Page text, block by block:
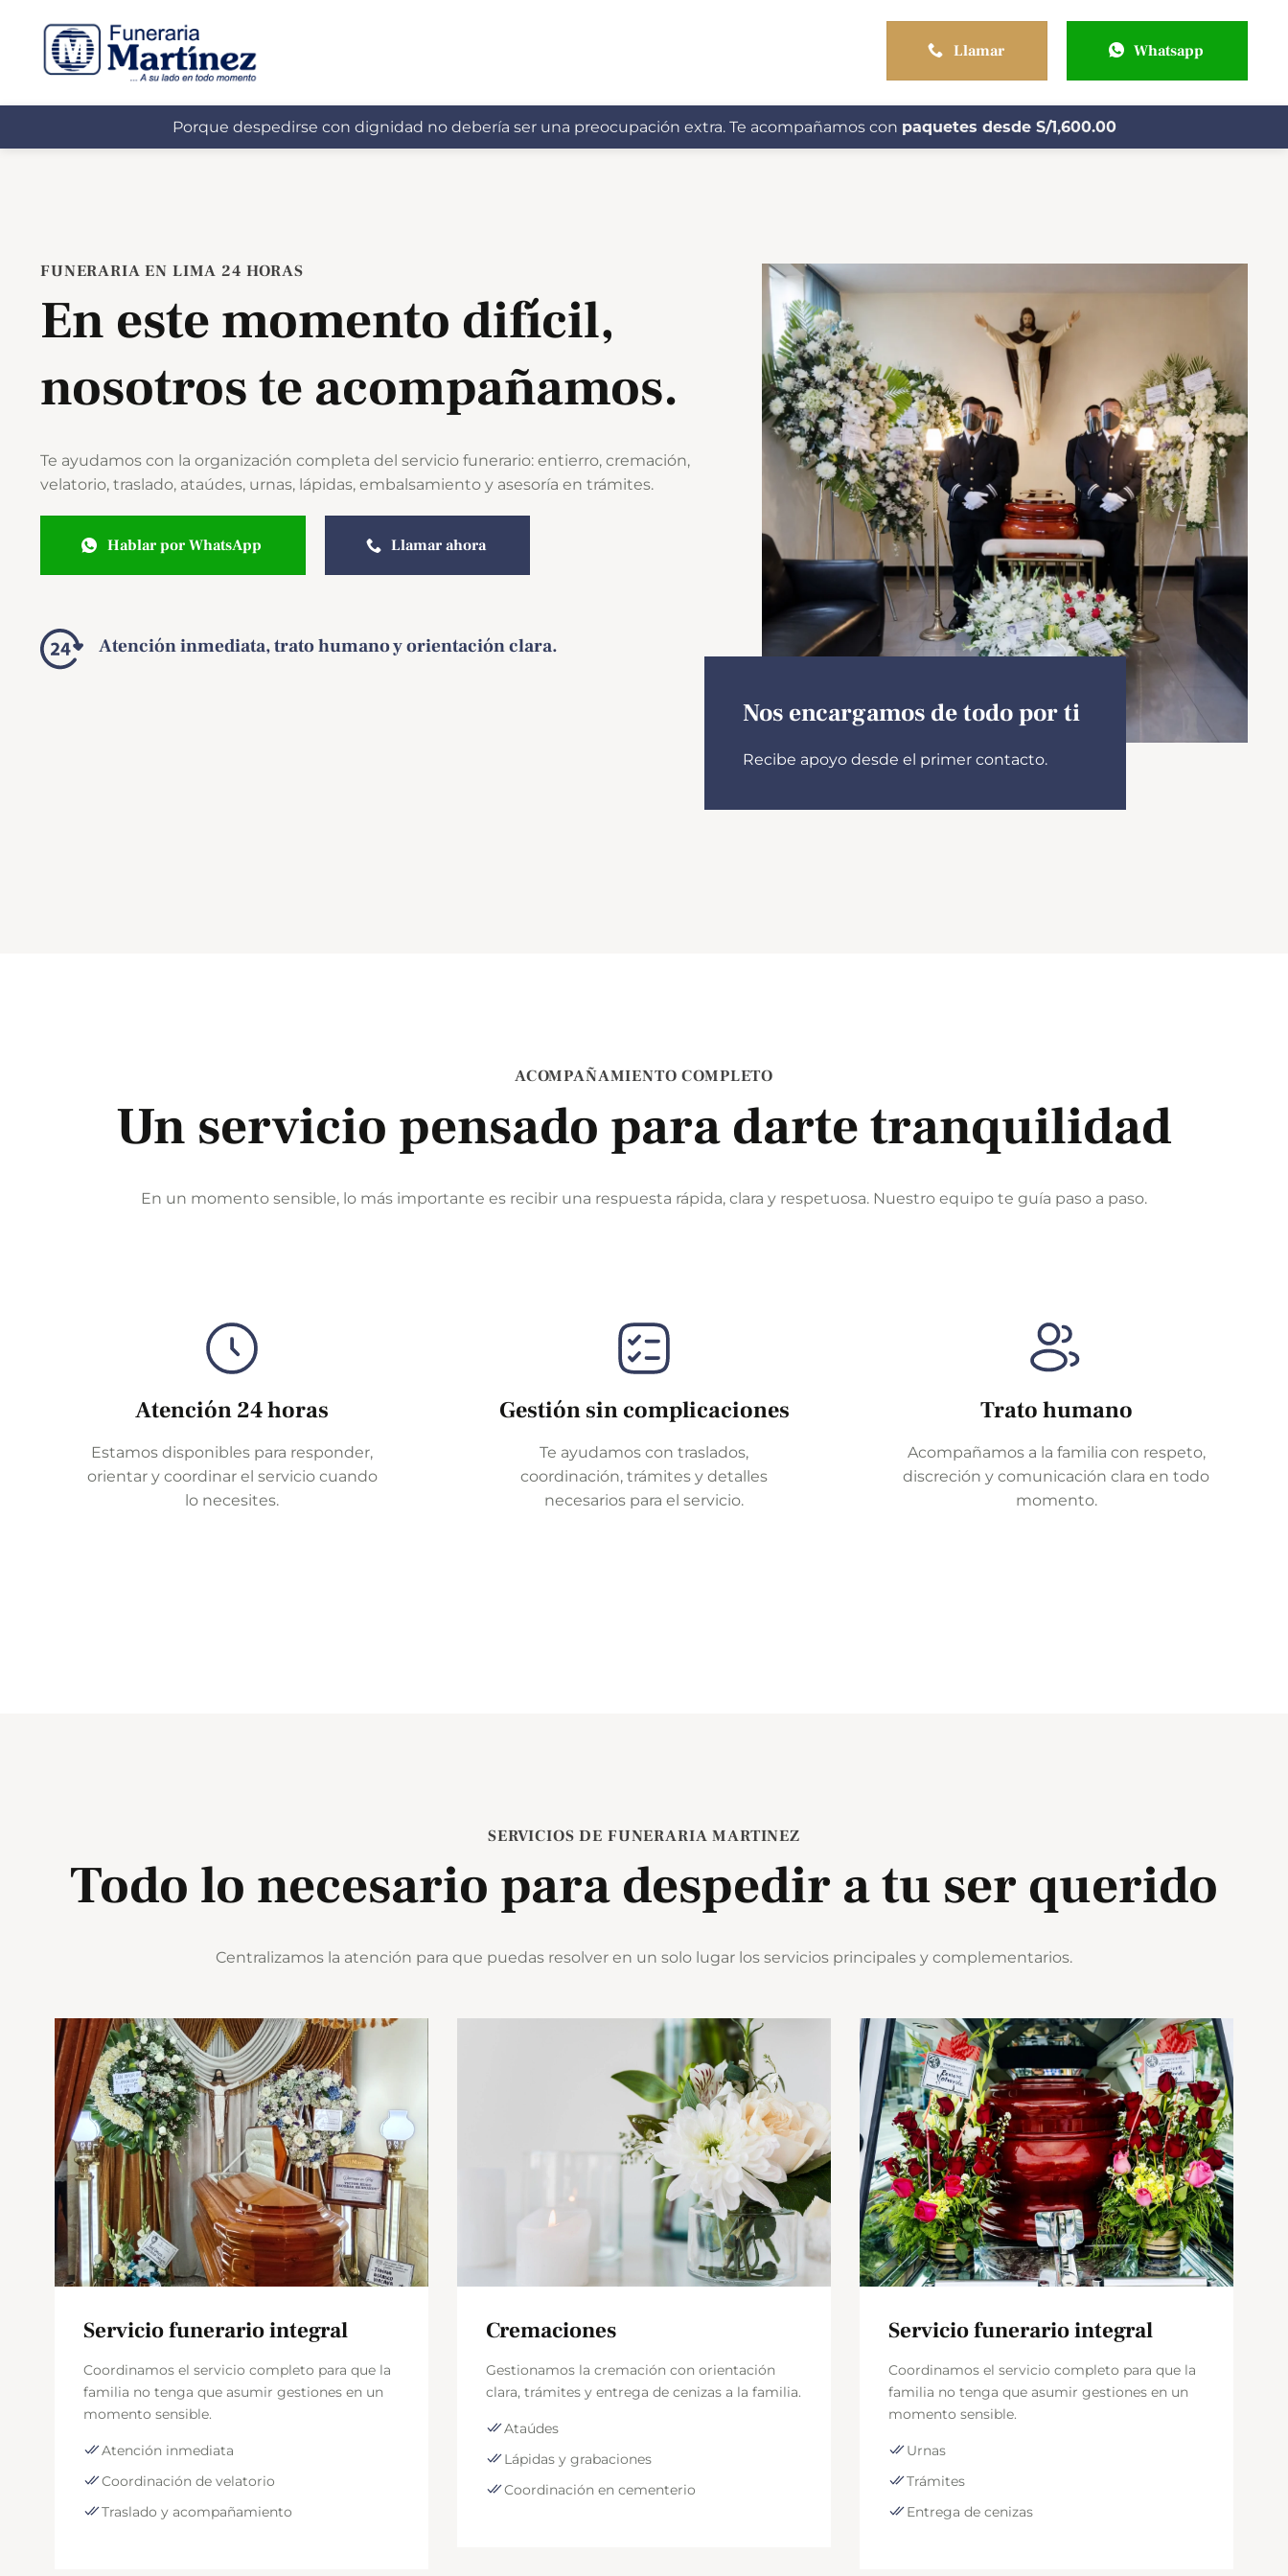
Llamar Whatsapp
Porque despedirse con dignidad no debería ser una preocupación extra. Te acompañamos con paquetes desde S/1,600.00
FUNERARIA EN LIMA 24 HORAS
En este momento difícil,
nosotros te acompañamos.
Te ayudamos con la organización completa del servicio funerario: entierro, cremación,
velatorio, traslado, ataúdes, urnas, lápidas, embalsamiento y asesoría en trámites.
Hablar por WhatsApp Llamar ahora
Atención inmediata, trato humano y orientación clara.
Nos encargamos de todo por ti
Recibe apoyo desde el primer contacto.
ACOMPAÑAMIENTO COMPLETO
Un servicio pensado para darte tranquilidad
En un momento sensible, lo más importante es recibir una respuesta rápida, clara y respetuosa. Nuestro equipo te guía paso a paso.
Atención 24 horas
Estamos disponibles para responder,
orientar y coordinar el servicio cuando
lo necesites.
Gestión sin complicaciones
Te ayudamos con traslados,
coordinación, trámites y detalles
necesarios para el servicio.
Trato humano
Acompañamos a la familia con respeto,
discreción y comunicación clara en todo
momento.
SERVICIOS DE FUNERARIA MARTINEZ
Todo lo necesario para despedir a tu ser querido
Centralizamos la atención para que puedas resolver en un solo lugar los servicios principales y complementarios.
Servicio funerario integral
Coordinamos el servicio completo para que la
familia no tenga que asumir gestiones en un
momento sensible.
Atención inmediata
Coordinación de velatorio
Traslado y acompañamiento
Cremaciones
Gestionamos la cremación con orientación
clara, trámites y entrega de cenizas a la familia.
Ataúdes
Lápidas y grabaciones
Coordinación en cementerio
Servicio funerario integral
Coordinamos el servicio completo para que la
familia no tenga que asumir gestiones en un
momento sensible.
Urnas
Trámites
Entrega de cenizas